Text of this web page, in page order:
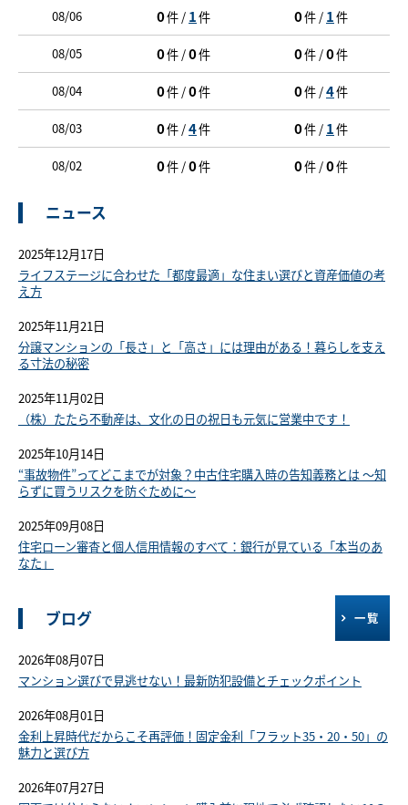
08/06 0件 / 1件 0件 / 1件
08/05 0件 /0件 0件 /0件
08/04 0件 /0件 0件 /4件
08/03 0件 /4件 0件 / 1件
08/02 0件 /0件 0件 /0件
ニュース
2025年12月17日
ライフステージに合わせた「都度最適」な住まい選びと資産価値の考
え方
2025年11月21日
分譲マンションの「長さ」と「高さ」には理由がある！暮らしを支え
る寸法の秘密
2025年11月02日
（株）たたら不動産は、文化の日の祝日も元気に営業中です！
2025年10月14日
“事故物件”ってどこまでが対象？中古住宅購入時の告知義務とは ～知
らずに買うリスクを防ぐために～
2025年09月08日
住宅ローン審査と個人信用情報のすべて：銀行が見ている「本当のあ
なた」
ブログ 一覧
2026年08月07日
マンション選びで見逃せない！最新防犯設備とチェックポイント
2026年08月01日
金利上昇時代だからこそ再評価！固定金利「フラット35・20・50」の
魅力と選び方
2026年07月27日